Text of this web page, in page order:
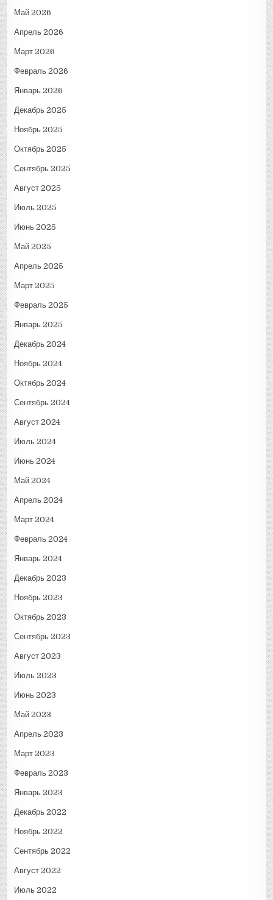
Май 2026
Апрель 2026
Март 2026
Февраль 2026
Январь 2026
Декабрь 2025
Ноябрь 2025
Октябрь 2025
Сентябрь 2025
Август 2025
Июль 2025
Июнь 2025
Май 2025
Апрель 2025
Март 2025
Февраль 2025
Январь 2025
Декабрь 2024
Ноябрь 2024
Октябрь 2024
Сентябрь 2024
Август 2024
Июль 2024
Июнь 2024
Май 2024
Апрель 2024
Март 2024
Февраль 2024
Январь 2024
Декабрь 2023
Ноябрь 2023
Октябрь 2023
Сентябрь 2023
Август 2023
Июль 2023
Июнь 2023
Май 2023
Апрель 2023
Март 2023
Февраль 2023
Январь 2023
Декабрь 2022
Ноябрь 2022
Сентябрь 2022
Август 2022
Июль 2022